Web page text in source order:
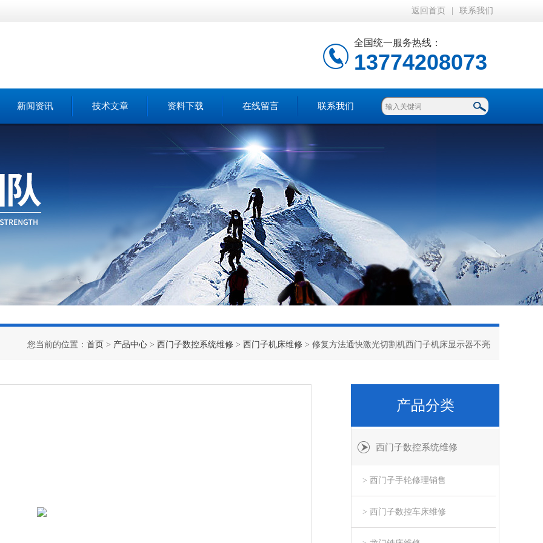
返回首页 联系我们
全国统一服务热线：
13774208073
新闻资讯 技术文章 资料下载 在线留言 联系我们
您当前的位置： 首页 > 产品中心 > 西门子数控系统维修 > 西门子机床维修 > 修复方法通快激光切割机西门子机床显示器不亮
产品分类
西门子数控系统维修
> 西门子手轮修理销售
> 西门子数控车床维修